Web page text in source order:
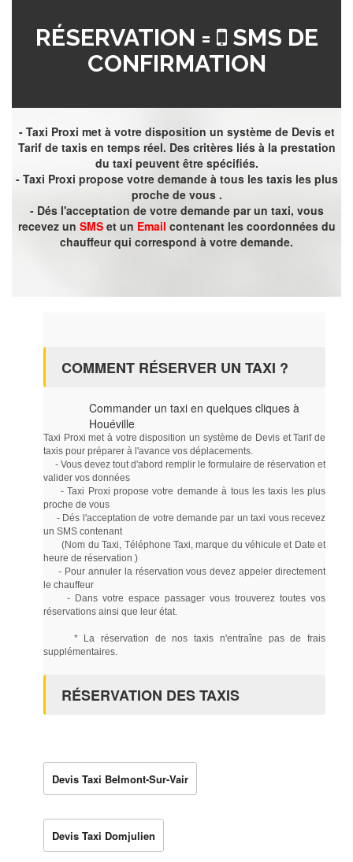
RÉSERVATION =
SMS DE
CONFIRMATION
- Taxi Proxi met à votre disposition un système de Devis et
Tarif de taxis en temps réel. Des critères liés à la prestation
du taxi peuvent être spécifiés.
- Taxi Proxi propose votre demande à tous les taxis les plus
proche de vous .
- Dés l'acceptation de votre demande par un taxi, vous
recevez un SMSet un Email contenant les coordonnées du
chauffeur qui correspond à votre demande.
COMMENT RÉSERVER UN TAXI ?
Commander un taxi en quelques cliques à
Houéville
Taxi Proxi met à votre disposition un système de Devis et Tarif de
taxis pour préparer à l'avance vos déplacements.
- Vous devez tout d'abord remplir le formulaire de réservation et
valider vos données
- Taxi Proxi propose votre demande à tous les taxis les plus
proche de vous
- Dés l'acceptation de votre demande par un taxi vous recevez
un SMS contenant
(Nom du Taxi, Téléphone Taxi, marque du véhicule et Date et
heure de réservation )
- Pour annuler la réservation vous devez appeler directement
le chauffeur
- Dans votre espace passager vous trouverez toutes vos
réservations ainsi que leur état.
* La réservation de nos taxis n'entraîne pas de frais
supplémentaires.
RÉSERVATION DES TAXIS
Devis Taxi Belmont-Sur-Vair
Devis Taxi Domjulien